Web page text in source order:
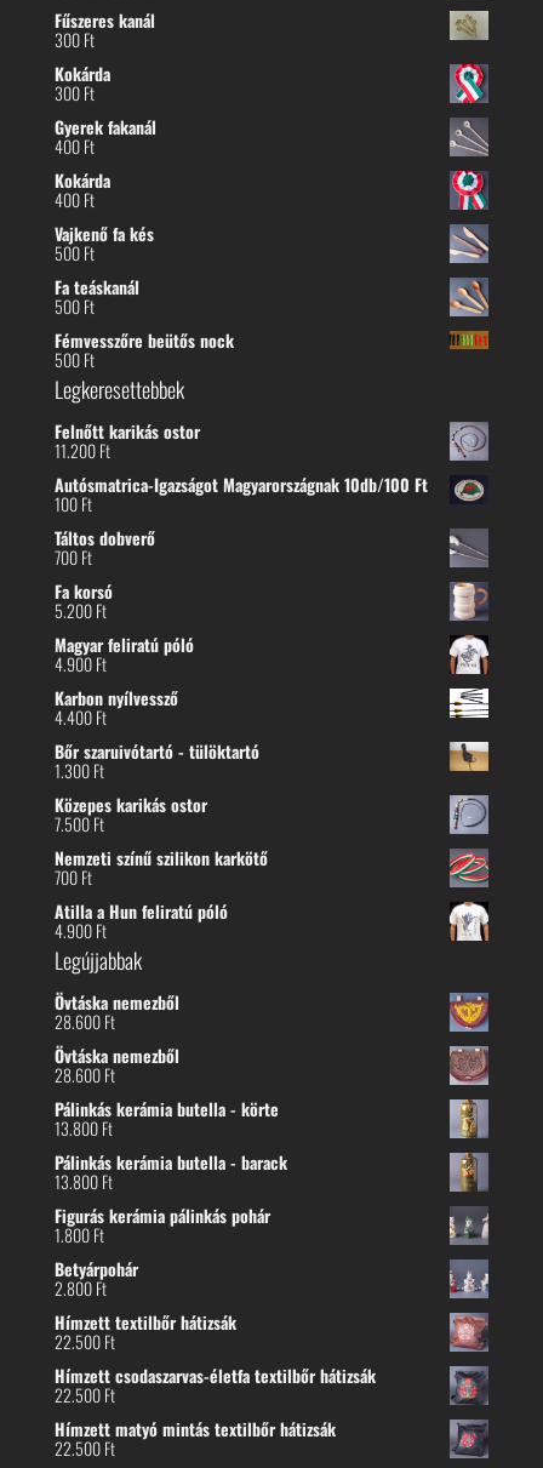
-
Fűszeres kanál
300Ft
Kokárda
300Ft
Gyerek fakanál
400Ft
Kokárda
400Ft
Vajkenő fa kés
500Ft
Fa teáskanál
500Ft
Fémvesszőre beütős nock
500Ft
Legkeresettebbek
Felnőtt karikás ostor
11.200Ft
Autósmatrica-Igazságot Magyarországnak 10db/100 Ft
100Ft
Táltos dobverő
700Ft
Fa korsó
5.200Ft
Magyar feliratú póló
4.900Ft
Karbon nyílvessző
4.400Ft
Bőr szaruivótartó - tülöktartó
1.300Ft
Közepes karikás ostor
7.500Ft
Nemzeti színű szilikon karkötő
700Ft
Atilla a Hun feliratú póló
4.900Ft
Legújjabbak
Övtáska nemezből
28.600Ft
Övtáska nemezből
28.600Ft
Pálinkás kerámia butella - körte
13.800Ft
Pálinkás kerámia butella - barack
13.800Ft
Figurás kerámia pálinkás pohár
1.800Ft
Betyárpohár
2.800Ft
Hímzett textilbőr hátizsák
22.500Ft
Hímzett csodaszarvas-életfa textilbőr hátizsák
22.500Ft
Hímzett matyó mintás textilbőr hátizsák
22.500Ft